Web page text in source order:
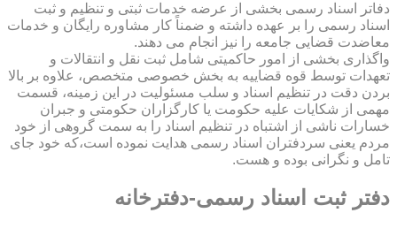
دفاتر اسناد رسمی بخشی از عرضه خدمات ثبتی و تنظیم و ثبت
اسناد رسمی را بر عهده داشته و ضمناً کار مشاوره رایگان و خدمات
معاضدت قضایی جامعه را نیز انجام می دهند.
واگذاری بخشی از امور حاکمیتی شامل ثبت نقل و انتقالات و
تعهدات توسط قوه قضاییه به بخش خصوصی متخصص، علاوه بر بالا
بردن دقت در تنظیم اسناد و سلب مسئولیت در این زمینه، قسمت
مهمی از شکایات علیه حکومت یا کارگزاران حکومتی و جبران
خسارات ناشی از اشتباه در تنظیم اسناد را به سمت گروهی از خود
مردم یعنی سردفتران اسناد رسمی هدایت نموده است،که خود جای
تامل و نگرانی بوده و هست.
دفتر ثبت اسناد رسمی-دفترخانه